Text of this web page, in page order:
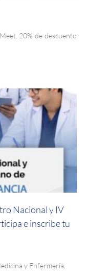
20% de descuento
Nacional y IV
e inscribe tu
y Enfermería.